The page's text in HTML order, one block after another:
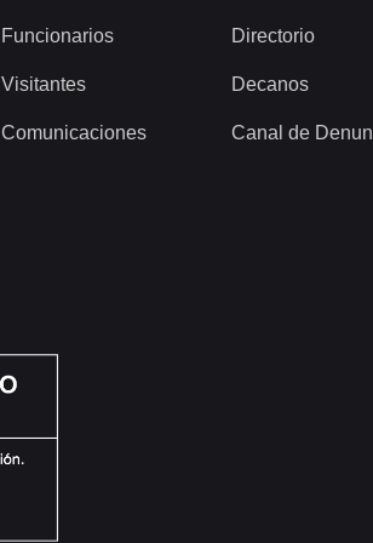
Funcionarios
Visitantes
Comunicaciones
Directorio
Decanos
Canal de